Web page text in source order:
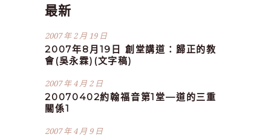
最新
2007 年 2 月 19 日
2007年8月19日 創堂講道：歸正的教
會(吳永霖)(文字稿)
2007 年 4 月 2 日
20070402約翰福音第1堂—道的三重
關係1
2007 年 4 月 9 日